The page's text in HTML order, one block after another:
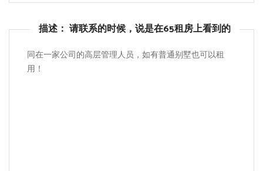
描述： 请联系的时候，说是在65租房上看到的
同在一家公司的高层管理人员，如有普通别墅也可以租
用！